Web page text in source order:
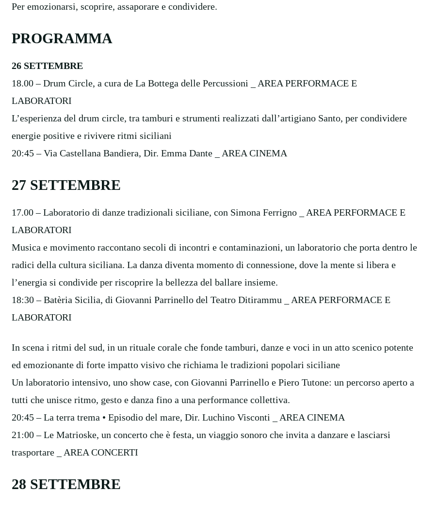
Per emozionarsi, scoprire, assaporare e condividere.
PROGRAMMA
26 SETTEMBRE
18.00 – Drum Circle, a cura de La Bottega delle Percussioni _ AREA PERFORMACE E
LABORATORI
L’esperienza del drum circle, tra tamburi e strumenti realizzati dall’artigiano Santo, per condividere
energie positive e rivivere ritmi siciliani
20:45 – Via Castellana Bandiera, Dir. Emma Dante _ AREA CINEMA
27 SETTEMBRE
17.00 – Laboratorio di danze tradizionali siciliane, con Simona Ferrigno _ AREA PERFORMACE E
LABORATORI
Musica e movimento raccontano secoli di incontri e contaminazioni, un laboratorio che porta dentro le
radici della cultura siciliana. La danza diventa momento di connessione, dove la mente si libera e
l’energia si condivide per riscoprire la bellezza del ballare insieme.
18:30 – Batèria Sicilia, di Giovanni Parrinello del Teatro Ditirammu _ AREA PERFORMACE E
LABORATORI
In scena i ritmi del sud, in un rituale corale che fonde tamburi, danze e voci in un atto scenico potente
ed emozionante di forte impatto visivo che richiama le tradizioni popolari siciliane
Un laboratorio intensivo, uno show case, con Giovanni Parrinello e Piero Tutone: un percorso aperto a
tutti che unisce ritmo, gesto e danza fino a una performance collettiva.
20:45 – La terra trema • Episodio del mare, Dir. Luchino Visconti _ AREA CINEMA
21:00 – Le Matrioske, un concerto che è festa, un viaggio sonoro che invita a danzare e lasciarsi
trasportare _ AREA CONCERTI
28 SETTEMBRE